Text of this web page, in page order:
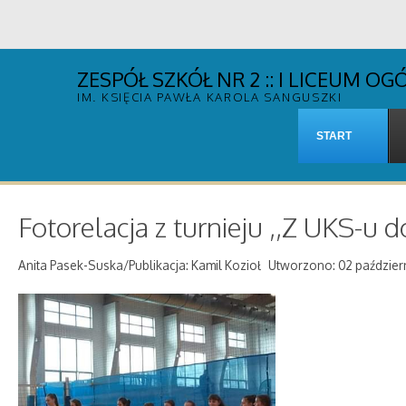
ZESPÓŁ SZKÓŁ NR 2 :: I LICEUM
IM. KSIĘCIA PAWŁA KAROLA SANGUSZKI
START
Fotorelacja z turnieju ,,Z UKS-u
Anita Pasek-Suska/Publikacja: Kamil Kozioł Utworzono: 02